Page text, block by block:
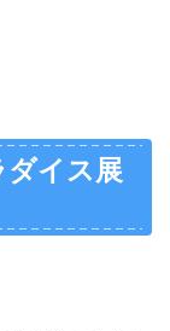
イス展